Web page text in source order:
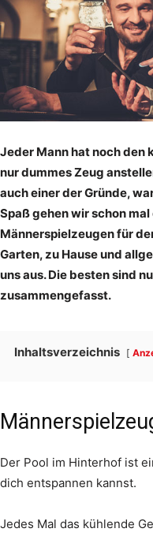
Jeder Mann hat noch den
nur dummes Zeug
auch einer der Gründe,
Spaß gehen wir schon
Männerspielzeugen für
Garten, zu Hause und
uns aus. Die besten sind
zusammengefasst.
Inhaltsverzeichnis
Der Pool im Hinterhof ist
dich entspannen kannst.
Jedes Mal das kühlende